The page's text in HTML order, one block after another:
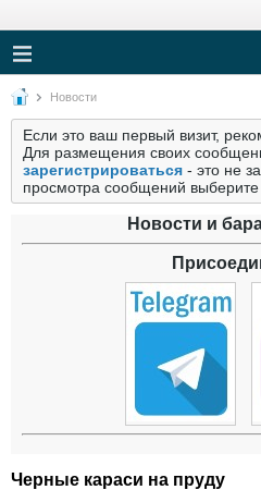
Новости
Если это ваш первый визит,
Для размещения своих
зарегистрироваться - это не
просмотра сообщений выберите
Новости и
Черные караси на пруду